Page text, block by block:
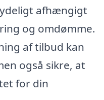
afhængigt
og omdømme.
af tilbud kan
også sikre, at
for din